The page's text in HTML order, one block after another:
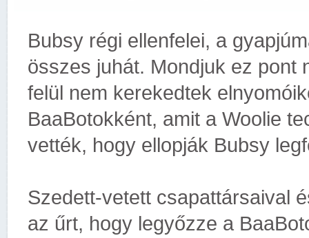
Bubsy régi ellenfelei, a
összes juhát. Mondjuk ez pont
felül nem kerekedtek
BaaBotokként, amit a Woolie
vették, hogy ellopják Bubsy
Szedett-vetett csapattársaival
az űrt, hogy legyőzze a